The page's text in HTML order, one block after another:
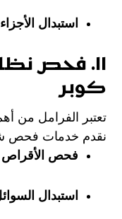
استبدال
١١. فحص
كوبر
تعتبر الفرامل من
نقدم خدمات فحص
فحص الأقراص
استبدال